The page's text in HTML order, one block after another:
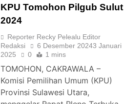
KPU Tomohon Pilgub Sulut
2024
Reporter Recky Pelealu Editor
Redaksi
6 Desember 20243 Januari
2025
0 1 mins
TOMOHON, CAKRAWALA –
Komisi Pemilihan Umum (KPU)
Provinsi Sulawesi Utara,